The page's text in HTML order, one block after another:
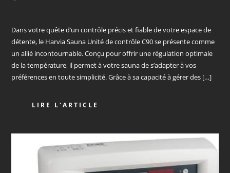
Dans votre quête d’un contrôle précis et fiable de votre espace de
détente, le Harvia Sauna Unité de contrôle C90 se présente comme
un allié incontournable. Conçu pour offrir une régulation optimale
de la température, il permet à votre sauna de s’adapter à vos
préférences en toute simplicité. Grâce à sa capacité à gérer des […]
LIRE L'ARTICLE